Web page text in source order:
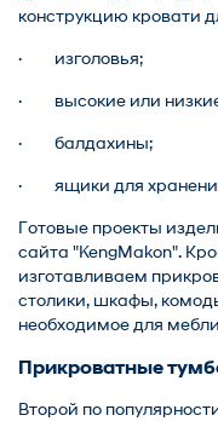
конструкцию кровати
· изголовья;
· высокие или
· балдахины;
· ящики для
Готовые проекты
сайта "KengMakon".
изготавливаем
столики, шкафы,
необходимое для
Прикроватные
Второй по